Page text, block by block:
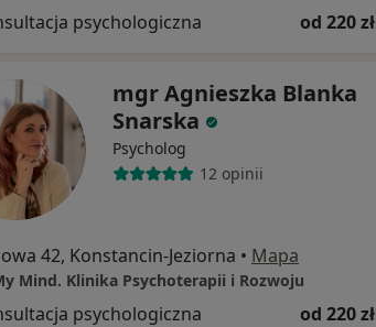
psychologiczna od 220 zł
mgr Agnieszka Blanka
Snarska
Psycholog
12 opinii
42, Konstancin-Jeziorna • Mapa
Mind. Klinika Psychoterapii i Rozwoju
psychologiczna od 220 zł